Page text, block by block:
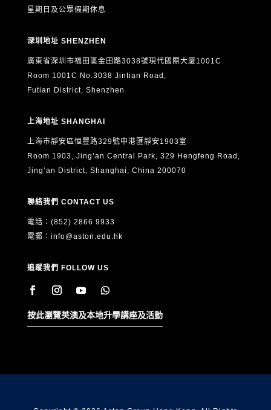
星期日及公眾假期休息
深圳地址 SHENZHEN
廣東省深圳市福田區金田路3038號現代國際大廈1001C
Room 1001C No.3038 Jintian Road,
Futian District, Shenzhen
上海地址 SHANGHAI
上海市靜安區恒豐路329號中港匯靜安1903室
Room 1903, Jing’an Central Park, 329 Hengfeng Road,
Jing’an District, Shanghai, China 200070
聯絡我們 CONTACT US
電話：(852) 2866 9933
電郵： info@aston.edu.hk
追蹤我們 FOLLOW US
按此瀏覽英澳及本地升學講座及活動